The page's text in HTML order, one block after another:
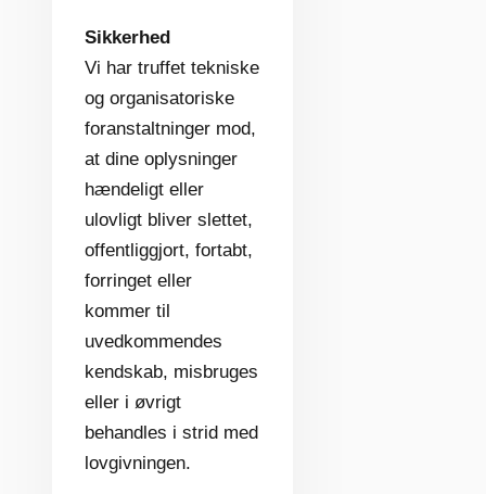
Sikkerhed
Vi har truffet tekniske
og organisatoriske
foranstaltninger mod,
at dine oplysninger
hændeligt eller
ulovligt bliver slettet,
offentliggjort, fortabt,
forringet eller
kommer til
uvedkommendes
kendskab, misbruges
eller i øvrigt
behandles i strid med
lovgivningen.